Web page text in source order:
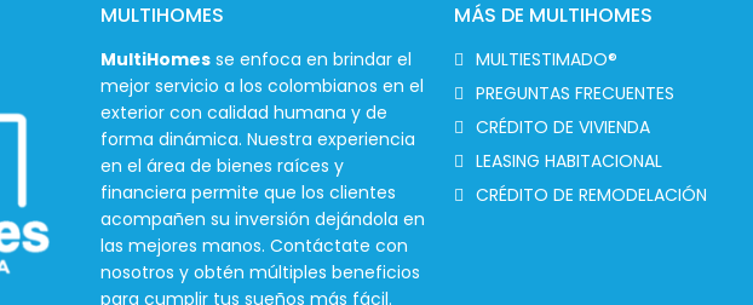
MULTIHOMES
MultiHomesse enfoca en brindar el
mejor servicio a los colombianos en el
exterior con calidad humana y de
forma dinámica. Nuestra experiencia
en el área de bienes raíces y
financiera permite que los clientes
acompañen su inversión dejándola en
las mejores manos. Contáctate con
nosotros y obtén múltiples beneficios
para cumplir tus sueños más fácil.
MÁS DE MULTIHOMES
MULTIESTIMADO®
PREGUNTAS FRECUENTES
CRÉDITO DE VIVIENDA
LEASING HABITACIONAL
CRÉDITO DE REMODELACIÓN